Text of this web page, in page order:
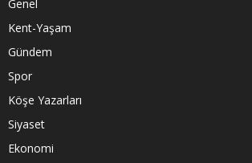
Genel
Kent-Yaşam
Gündem
Spor
Köşe Yazarları
Siyaset
Ekonomi